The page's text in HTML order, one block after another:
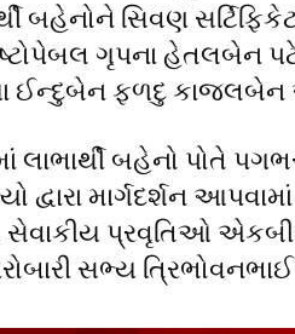
બહેનોને સિવણ
ગૃપના હેતલબેન
ઈન્દુબેન ફળદુ
લાભાર્થી બહેનો પોતે
દ્વારા માર્ગદર્શન
સેવાકીય પ્રવૃતિઓ
સભ્ય